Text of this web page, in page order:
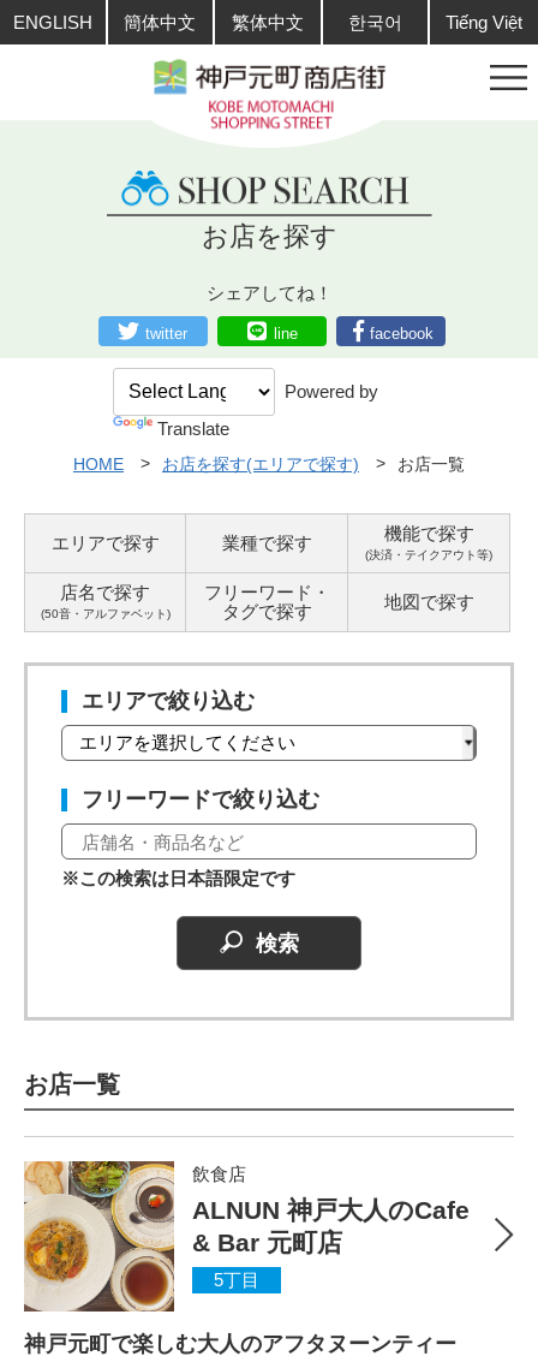
ENGLISH 簡体中文 繁体中文 한국어 Tiếng Việt
お店を探す
シェアしてね！
twitter line facebook
Powered by
Translate
HOME お店を探す(エリアで探す) お店一覧
エリアで探す 業種で探す 機能で探す
(決済・テイクアウト等)
店名で探す
(50音・アルファベット)
フリーワード・
タグで探す 地図で探す
エリアで絞り込む
フリーワードで絞り込む
※この検索は日本語限定です
お店一覧
飲食店
ALNUN 神戸大人のCafe
& Bar 元町店
5丁目
神戸元町で楽しむ大人のアフタヌーンティー